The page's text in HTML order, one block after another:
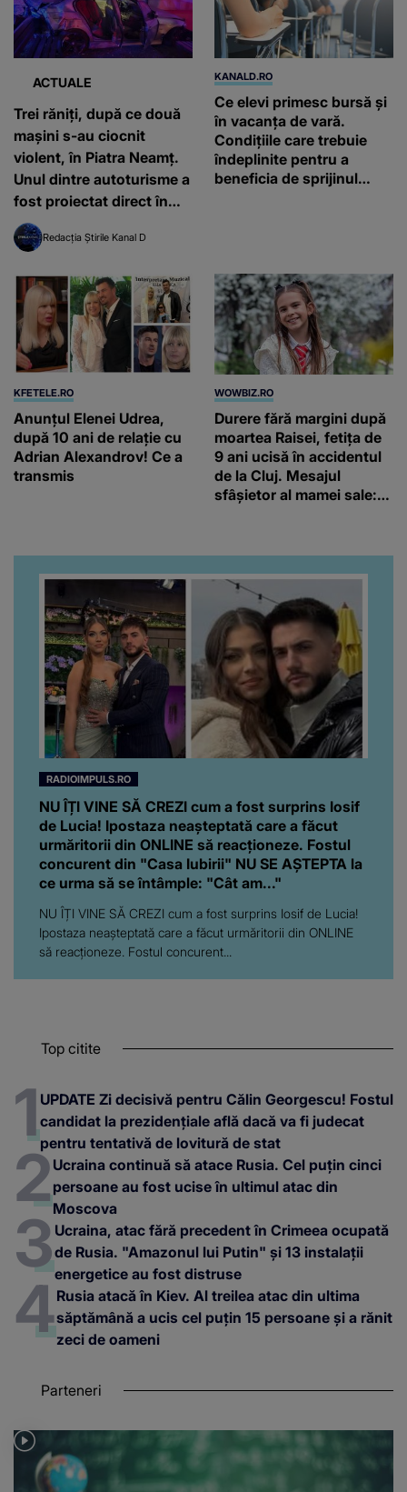
ACTUALE
Trei răniți, după ce două
mașini s-au ciocnit
violent, în Piatra Neamț.
Unul dintre autoturisme a
fost proiectat direct în
scara unui bloc
Redacția Știrile Kanal D
KANALD.RO
Ce elevi primesc bursă și
în vacanța de vară.
Condițiile care trebuie
îndeplinite pentru a
beneficia de sprijinul
KFETELE.RO
Anunțul Elenei Udrea,
după 10 ani de relație cu
Adrian Alexandrov! Ce a
transmis
WOWBIZ.RO
Durere fără margini după
moartea Raisei, fetița de
9 ani ucisă în accidentul
de la Cluj. Mesajul
sfâșietor al mamei sale:
RADIOIMPULS.RO
NU ÎȚI VINE SĂ CREZI cum a fost surprins Iosif
de Lucia! Ipostaza neașteptată care a făcut
urmăritorii din ONLINE să reacționeze. Fostul
concurent din "Casa Iubirii" NU SE AȘTEPTA la
ce urma să se întâmple: "Cât am..."
NU ÎȚI VINE SĂ CREZI cum a fost surprins Iosif de Lucia!
Ipostaza neașteptată care a făcut urmăritorii din ONLINE
să reacționeze. Fostul concurent...
Top citite
UPDATE Zi decisivă pentru Călin Georgescu! Fostul
candidat la prezidențiale află dacă va fi judecat
pentru tentativă de lovitură de stat
Ucraina continuă să atace Rusia. Cel puțin cinci
persoane au fost ucise în ultimul atac din
Moscova
Ucraina, atac fără precedent în Crimeea ocupată
de Rusia. "Amazonul lui Putin" și 13 instalații
energetice au fost distruse
Rusia atacă în Kiev. Al treilea atac din ultima
săptămână a ucis cel puțin 15 persoane și a rănit
zeci de oameni
Parteneri